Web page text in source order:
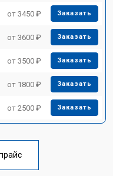
от 3450 ₽ Заказать
от 3600 ₽ Заказать
от 3500 ₽ Заказать
от 1800 ₽ Заказать
от 2500 ₽ Заказать